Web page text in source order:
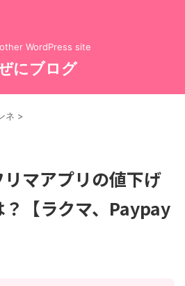
WordPress site
にブログ
ネ >
リマアプリの値下げ
【ラクマ、Paypay